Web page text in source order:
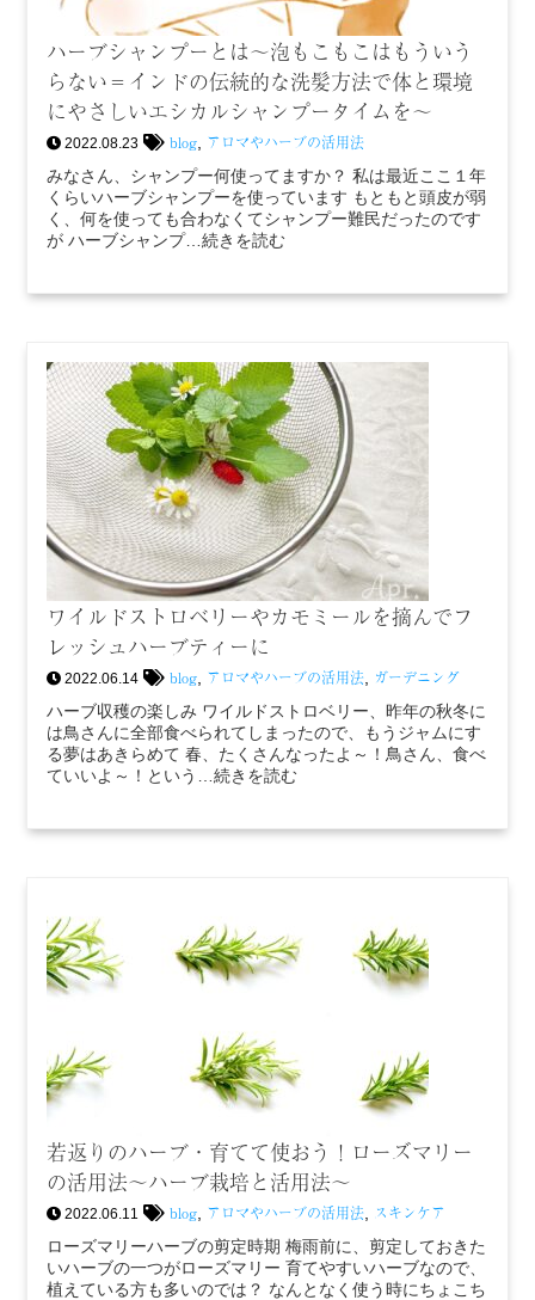
ハーブシャンプーとは〜泡もこもこはもういう
らない＝インドの伝統的な洗髪方法で体と環境
にやさしいエシカルシャンプータイムを〜
2022.08.23 blog アロマやハーブの活用法
みなさん、シャンプー何使ってますか？ 私は最近ここ１年
くらいハーブシャンプーを使っています もともと頭皮が弱
く、何を使っても合わなくてシャンプー難民だったのです
が ハーブシャンプ…続きを読む
ワイルドストロベリーやカモミールを摘んでフ
レッシュハーブティーに
2022.06.14 blog アロマやハーブの活用法 ガーデニング
ハーブ収穫の楽しみ ワイルドストロベリー、昨年の秋冬に
は鳥さんに全部食べられてしまったので、もうジャムにす
る夢はあきらめて 春、たくさんなったよ～！鳥さん、食べ
ていいよ～！という…続きを読む
若返りのハーブ・育てて使おう！ローズマリー
の活用法〜ハーブ栽培と活用法〜
2022.06.11 blog アロマやハーブの活用法 スキンケア
ローズマリーハーブの剪定時期 梅雨前に、剪定しておきた
いハーブの一つがローズマリー 育てやすいハーブなので、
植えている方も多いのでは？ なんとなく使う時にちょこち